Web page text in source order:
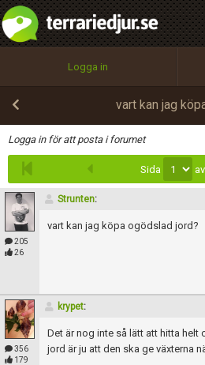
Logga in
vart kan jag
Logga in för att posta i forumet
Sida
205
26
Strunten:
vart kan jag köpa ogödslad jord?
356
179
krypet:
Det är nog inte så lätt att hitta
jord är ju att den ska ge växterna
Infoga
Utför
100%
OK
integritetspolicy
Namn:
Epost:
Användarnamn:
Lösenord:
Terms of Service
Skapa
Begär nytt lösenord